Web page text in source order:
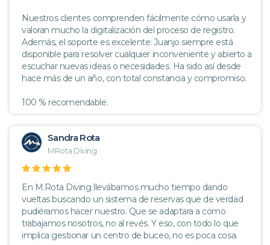
Nuestros clientes comprenden fácilmente cómo usarla y
valoran mucho la digitalización del proceso de registro.
Además, el soporte es excelente: Juanjo siempre está
disponible para resolver cualquier inconveniente y abierto a
escuchar nuevas ideas o necesidades. Ha sido así desde
hace más de un año, con total constancia y compromiso.
100 % recomendable.
Sandra Rota
MRota Diving
En M.Rota Diving llevábamos mucho tiempo dando
vueltas buscando un sistema de reservas que de verdad
pudiéramos hacer nuestro. Que se adaptara a cómo
trabajamos nosotros, no al revés. Y eso, con todo lo que
implica gestionar un centro de buceo, no es poca cosa.